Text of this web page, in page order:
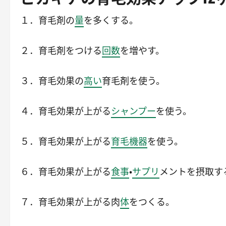
１．育毛剤の量を多くする。
２．育毛剤をつける回数を増やす。
３．育毛効果の高い育毛剤を使う。
４．育毛効果が上がるシャンプーを使う。
５．育毛効果が上がる育毛機器を使う。
６．育毛効果が上がる食事・サプリ メントを摂取す
７．育毛効果が上がる肉体をつくる。